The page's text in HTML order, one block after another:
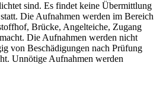
sind. Es findet keine Übermittlung
Die Aufnahmen werden im Bereich
Brücke, Angelteiche, Zugang
Die Aufnahmen werden nicht
von Beschädigungen nach Prüfung
Unnötige Aufnahmen werden